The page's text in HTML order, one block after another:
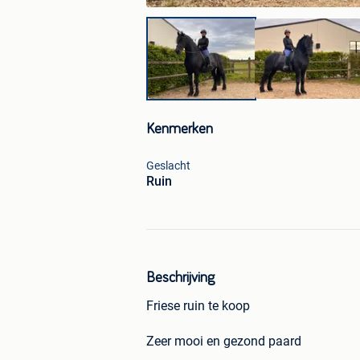
Kenmerken
Geslacht
Ruin
Beschrijving
Friese ruin te koop
Zeer mooi en gezond paard